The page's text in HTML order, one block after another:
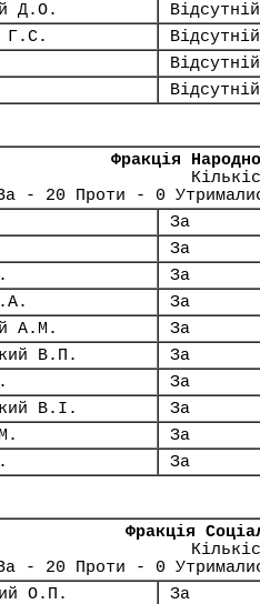
Д.О.
Відсутній
Г.С.
Відсутній
Відсутній
Відсутній
Фракція
- 20 Проти - 0
За
За
За
За
А.М.
За
В.П.
За
За
В.І.
За
За
За
Фракція
- 20 Проти - 0
О.П.
За